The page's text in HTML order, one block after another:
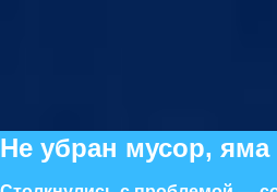
Не убран мусор,